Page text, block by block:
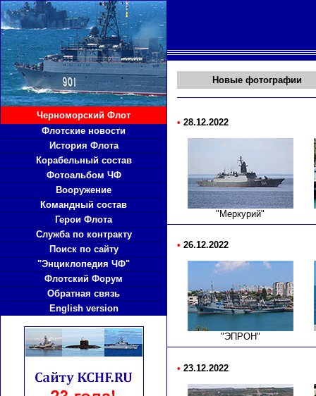
Черноморский Флот
Флотские новости
История Флота
Корабельный состав
Фотоальбом ЧФ
Вооружение
Командный состав
Герои Флота
Служба по контракту
Поиск по сайту
"Энциклопедия ЧФ"
Флотский Форум
Обратная связь
English version
Новые фотографии
• 28.12.2022
"Меркурий"
• 26.12.2022
"ЭПРОН"
• 23.12.2022